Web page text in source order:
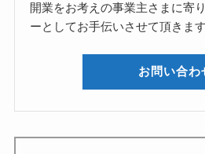
開業をお考えの事業主さまに寄
ーとしてお手伝いさせて頂きます
お問い合わ